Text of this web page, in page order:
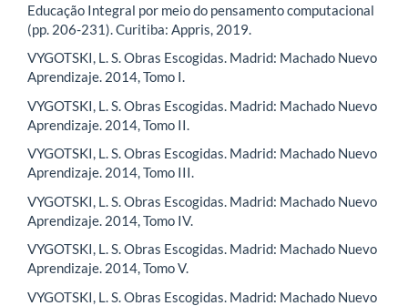
Educação Integral por meio do pensamento computacional
(pp. 206-231). Curitiba: Appris, 2019.
VYGOTSKI, L. S. Obras Escogidas. Madrid: Machado Nuevo
Aprendizaje. 2014, Tomo I.
VYGOTSKI, L. S. Obras Escogidas. Madrid: Machado Nuevo
Aprendizaje. 2014, Tomo II.
VYGOTSKI, L. S. Obras Escogidas. Madrid: Machado Nuevo
Aprendizaje. 2014, Tomo III.
VYGOTSKI, L. S. Obras Escogidas. Madrid: Machado Nuevo
Aprendizaje. 2014, Tomo IV.
VYGOTSKI, L. S. Obras Escogidas. Madrid: Machado Nuevo
Aprendizaje. 2014, Tomo V.
VYGOTSKI, L. S. Obras Escogidas. Madrid: Machado Nuevo